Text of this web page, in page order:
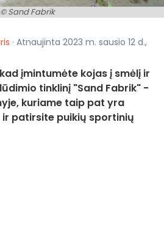
© Sand Fabrik
· Atnaujinta 2023 m. sausio 12 d.,
įmintumėte kojas į smėlį ir
tinklinį "Sand Fabrik" -
kuriame taip pat yra
patirsite puikių sportinių